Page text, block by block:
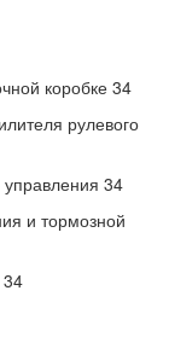
коробке 34
рулевого
управления 34
и тормозной
34